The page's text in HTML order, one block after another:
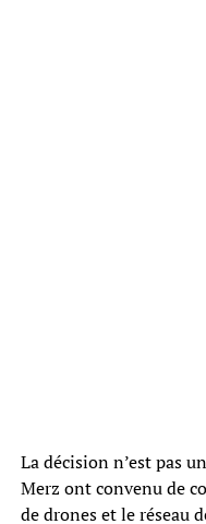
La décision n’est pas
Merz ont convenu de
de drones et le réseau